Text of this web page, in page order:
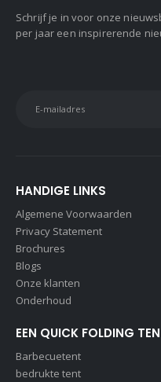
Schrijf je in voor onze
per jaar een inspirerende
HANDIGE LINKS
Algemene Voorwaarden
Privacy Statement
Brochures
Blogs
Onze klanten
Onderhoud
EEN QUICK FOLDING
Barbecuetent
bedrukte tent